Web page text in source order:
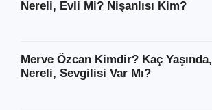
Nereli, Evli Mi? Nişanlısı Kim?
Merve Özcan Kimdir? Kaç Yaşında,
Nereli, Sevgilisi Var Mı?